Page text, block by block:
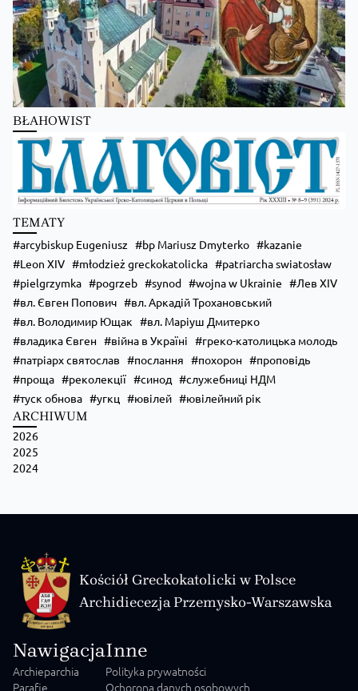
Zobacz na Facebooku · Udostępnij
BŁAHOWIST
TEMATY
arcybiskup Eugeniusz bp Mariusz Dmyterko
kazanie
Leon XIV
młodzież greckokatolicka
patriarcha swiatosław
pielgrzymka
pogrzeb synod wojna w Ukrainie
Лев XIV
вл. Євген Попович
вл. Аркадій Трохановський
вл. Володимир Ющак
вл. Маріуш Дмитерко
владика Євген
війна в Україні
греко-католицька молодь
патріарх святослав
послання похорон
проповідь
проща
реколекції синод
служебниці НДМ
туск обнова
угкц ювілей ювілейний рік
ARCHIWUM
2026
2025
2024
Kościół Greckokatolicki w Polsce
Archidiecezja Przemysko-Warszawska
Nawigacja
Archieparchia
Parafie
Inne
Polityka prywatności
Ochorona danych osobowych